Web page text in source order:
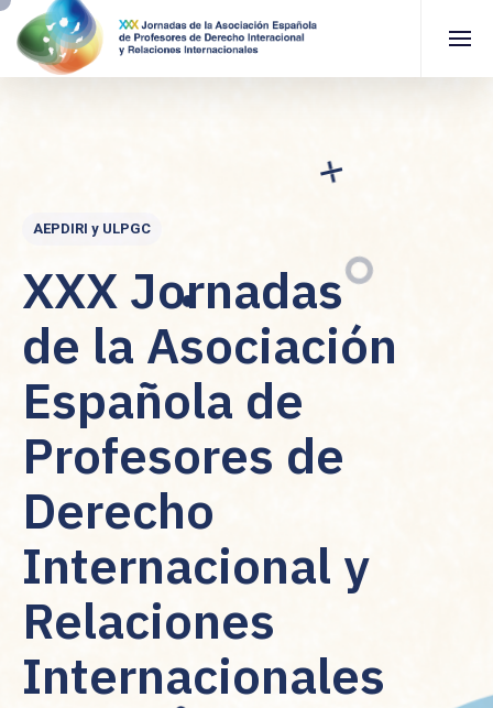
AEPDIRI y ULPGC
XXX Jornadas
de la Asociación
Española de
Profesores de
Derecho
Internacional y
Relaciones
Internacionales